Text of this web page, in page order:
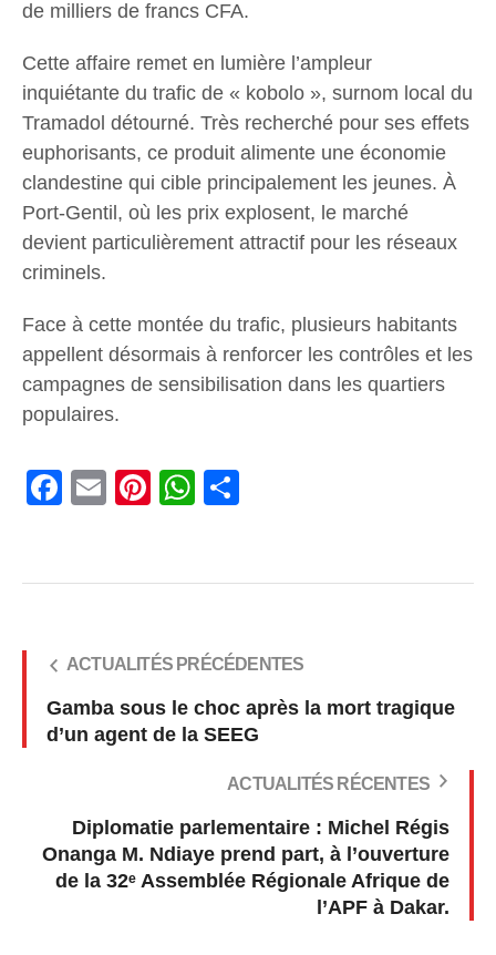
de milliers de francs CFA.
Cette affaire remet en lumière l’ampleur
inquiétante du trafic de « kobolo », surnom local du
Tramadol détourné. Très recherché pour ses effets
euphorisants, ce produit alimente une économie
clandestine qui cible principalement les jeunes. À
Port-Gentil, où les prix explosent, le marché
devient particulièrement attractif pour les réseaux
criminels.
Face à cette montée du trafic, plusieurs habitants
appellent désormais à renforcer les contrôles et les
campagnes de sensibilisation dans les quartiers
populaires.
Facebook
Email PinterestWhatsApp
ACTUALITÉS PRÉCÉDENTES
Gamba sous le choc après la mort tragique
d’un agent de la SEEG
ACTUALITÉS RÉCENTES
Diplomatie parlementaire : Michel Régis
Onanga M. Ndiaye prend part, à l’ouverture
de la 32ᵉ Assemblée Régionale Afrique de
l’APF à Dakar.